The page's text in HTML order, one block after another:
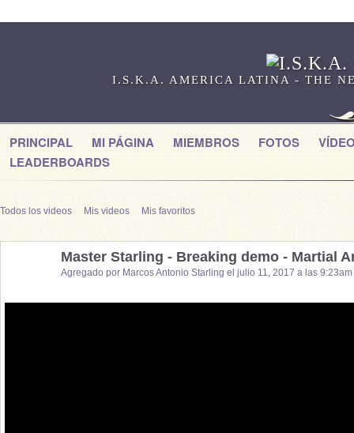
I.S.K.A. AMERICA LATINA - THE
PRINCIPAL MI PÁGINA MIEMBROS FOTOS
LEADERBOARDS
Todos los videos Mis videos Mis favoritos
Master Starling - Breaking demo - Martial
Agregado por Marcos Antonio Starling el julio 11, 2017 a las 9:23am